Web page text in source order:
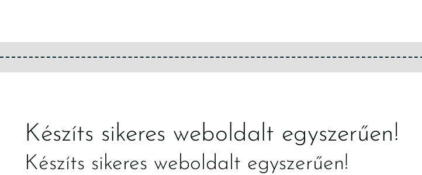
Készíts sikeres weboldalt egyszerűen!
Készíts sikeres weboldalt egyszerűen!